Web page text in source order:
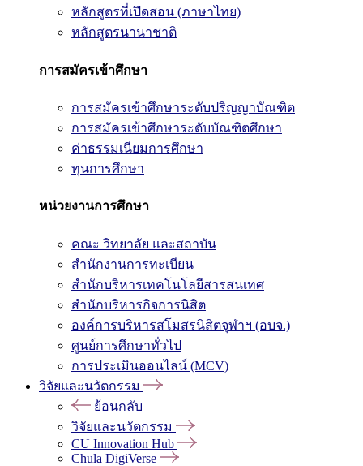
หลักสูตรที่เปิดสอน (ภาษาไทย)
หลักสูตรนานาชาติ
การสมัครเข้าศึกษา
การสมัครเข้าศึกษาระดับปริญญาบัณฑิต
การสมัครเข้าศึกษาระดับบัณฑิตศึกษา
ค่าธรรมเนียมการศึกษา
ทุนการศึกษา
หน่วยงานการศึกษา
คณะ วิทยาลัย และสถาบัน
สำนักงานการทะเบียน
สำนักบริหารเทคโนโลยีสารสนเทศ
สำนักบริหารกิจการนิสิต
องค์การบริหารสโมสรนิสิตจุฬาฯ (อบจ.)
ศูนย์การศึกษาทั่วไป
การประเมินออนไลน์ (MCV)
วิจัยและนวัตกรรม
ย้อนกลับ
วิจัยและนวัตกรรม
CU Innovation Hub
Chula DigiVerse